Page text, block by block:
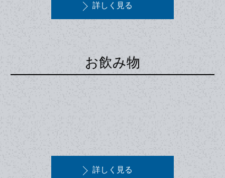
詳しく見る
お飲み物
詳しく見る